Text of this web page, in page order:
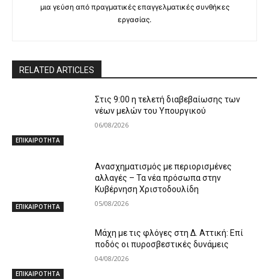
μια γεύση από πραγματικές επαγγελματικές συνθήκες
εργασίας.
RELATED ARTICLES
ΕΠΙΚΑΙΡΟΤΗΤΑ
Στις 9:00 η τελετή διαβεβαίωσης των
νέων μελών του Υπουργικού
06/08/2026
ΕΠΙΚΑΙΡΟΤΗΤΑ
Ανασχηματισμός με περιορισμένες
αλλαγές – Τα νέα πρόσωπα στην
Κυβέρνηση Χριστοδουλίδη
05/08/2026
ΕΠΙΚΑΙΡΟΤΗΤΑ
Μάχη με τις φλόγες στη Δ. Αττική: Επί
ποδός οι πυροσβεστικές δυνάμεις
04/08/2026